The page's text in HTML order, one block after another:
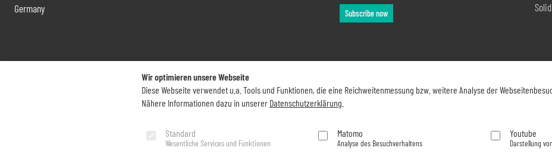
Germany
Subscribe now
Wir optimieren unsere Webseite
Diese Webseite verwendet u.a. Tools und Funktionen, die eine Reichweitenmessung bzw. weitere Analyse der
Nähere Informationen dazu in unserer Datenschutzerklärung
Standard
Wesentliche Services und Funktionen
Matomo
Analyse des Besuchverhaltens
Youtube
Darstellung